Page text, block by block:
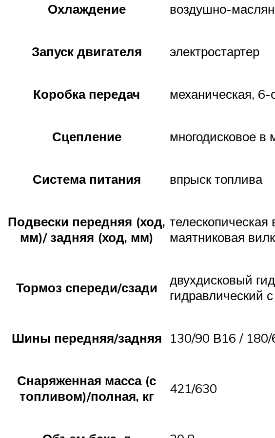
Охлаждение воздушно-
Запуск двигателя электростартер
Коробка передач механическая, 6-
Сцепление многодисковое в
Система питания впрыск топлива
Подвески передняя (ход,
мм)/ задняя (ход, мм)
маятниковая
Тормоз спереди/сзади
двухдисковый
гидравлический
Шины передняя/задняя 130/90 В16 / 180/
Снаряженная масса (с
топливом)/полная, кг
421/630